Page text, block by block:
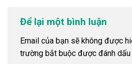
Để lại một bình luận
Email của bạn sẽ không được
trường bắt buộc được đánh dấu